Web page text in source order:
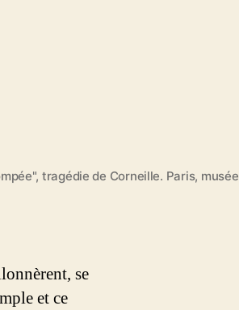
tragédie de Corneille. Paris, musée
se
et ce